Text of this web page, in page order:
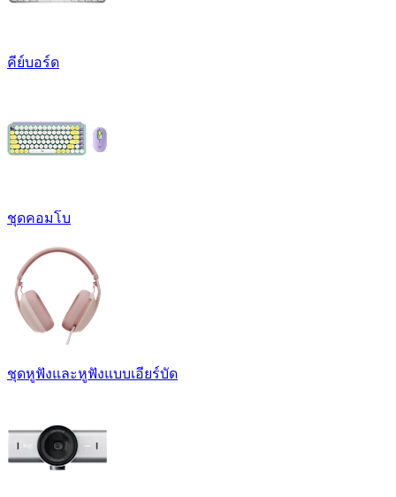
คีย์บอร์ด
ชุดคอมโบ
ชุดหูฟังและหูฟังแบบเอียร์บัด